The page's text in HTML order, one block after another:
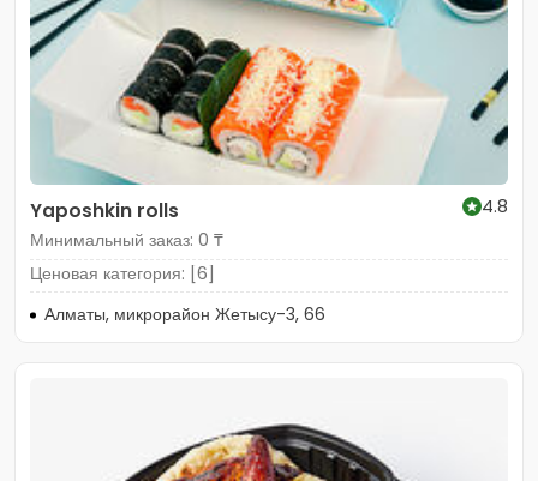
Yaposhkin rolls
4.8
Минимальный заказ: 0 ₸
Ценовая категория: [6]
Алматы, микрорайон Жетысу-3, 66